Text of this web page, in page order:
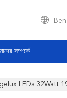
সম্পর্কে
LEDs 32Watt